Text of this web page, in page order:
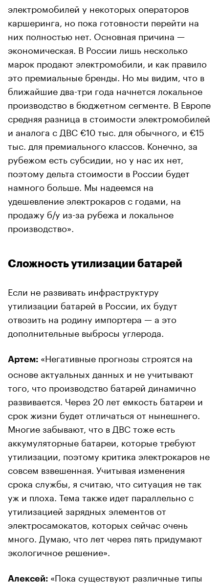
электромобилей у некоторых операторов
каршеринга, но пока готовности перейти на
них полностью нет. Основная причина —
экономическая. В России лишь несколько
марок продают электромобили, и как правило
это премиальные бренды. Но мы видим, что в
ближайшие два-три года начнется локальное
производство в бюджетном сегменте. В Европе
средняя разница в стоимости электромобилей
и аналога с ДВС €10 тыс. для обычного, и €15
тыс. для премиального классов. Конечно, за
рубежом есть субсидии, но у нас их нет,
поэтому дельта стоимости в России будет
намного больше. Мы надеемся на
удешевление электрокаров с годами, на
продажу б/у из-за рубежа и локальное
производство».
Сложность утилизации батарей
Если не развивать инфраструктуру
утилизации батарей в России, их будут
отвозить на родину импортера — а это
дополнительные выбросы углерода.
Артем: «Негативные прогнозы строятся на
основе актуальных данных и не учитывают
того, что производство батарей динамично
развивается. Через 20 лет емкость батареи и
срок жизни будет отличаться от нынешнего.
Многие забывают, что в ДВС тоже есть
аккумуляторные батареи, которые требуют
утилизации, поэтому критика электрокаров не
совсем взвешенная. Учитывая изменения
срока службы, я считаю, что ситуация не так
уж и плоха. Тема также идет параллельно с
утилизацией зарядных элементов от
электросамокатов, которых сейчас очень
много. Думаю, что лет через пять придумают
экологичное решение».
Алексей: «Пока существуют различные типы